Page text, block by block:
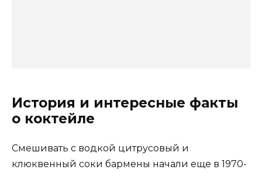
История и интересные факты
о коктейле
Смешивать с водкой цитрусовый и
клюквенный соки бармены начали еще в 1970-